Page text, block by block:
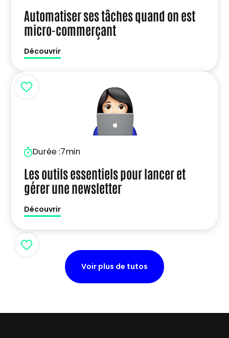
Automatiser ses tâches quand on est
micro-commerçant
Découvrir
Durée :7min
Les outils essentiels pour lancer et
gérer une newsletter
Découvrir
Voir plus de tutos